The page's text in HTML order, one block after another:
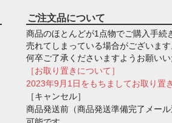
ご注文品について
商品のほとんどが1点物でご購入手続
売れてしまっている場合がございます
何卒ご了承くださいますようお願いい
［お取り置きについて］
2023年9月1日をもちましてお取り置
［キャンセル］
商品発送前（商品発送準備完了メー